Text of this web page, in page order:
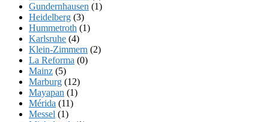
Gundernhausen (1)
Heidelberg (3)
Hummetroth (1)
Karlsruhe (4)
Klein-Zimmern (2)
La Reforma (0)
Mainz (5)
Marburg (12)
Mayapan (1)
Mérida (11)
Messel (1)